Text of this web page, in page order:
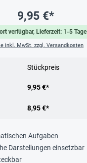
verfügbar, Lieferzeit: 1-5 Tage
9,95 €*
inkl. MwSt. zzgl. Versandkosten
Stückpreis
9,95 €*
8,95 €*
Aufgaben
Darstellungen einsetzbar